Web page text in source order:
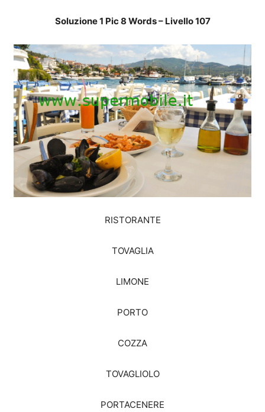
Soluzione 1 Pic 8 Words – Livello 107
RISTORANTE
TOVAGLIA
LIMONE
PORTO
COZZA
TOVAGLIOLO
PORTACENERE